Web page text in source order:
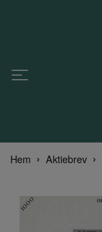
Hem Aktiebrev